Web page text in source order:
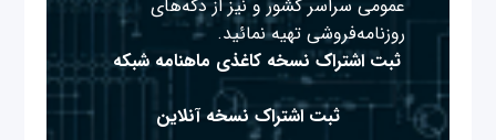
عمومی سراسر کشور و نیز از دکه‌های
روزنامه‌فروشی تهیه نمائید.
ثبت اشتراک نسخه کاغذی ماهنامه شبکه
ثبت اشتراک نسخه آنلاین